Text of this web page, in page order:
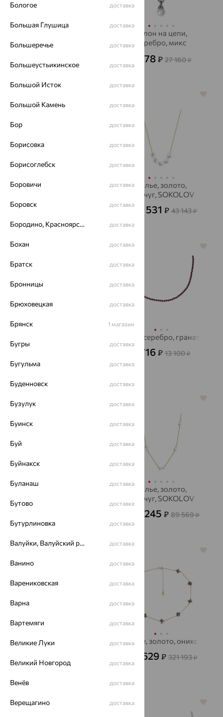
SOKOLOV
Кулон на цепи,
серебро, микс
камней
9 778 ₽ 27 160₽
Колье, золото,
22 148
Колье, золото,
жемчуг, SOKOLOV
15 531₽ 43 143₽
64%
26 404
64%
Бусы, серебро, гранат
4 716 ₽ 13 100₽
Колье, золото,
Колье, золото,
жемчуг, SOKOLOV
32 245₽ 89 569₽
Колье, серебро,
4 927₽ 13 685
Колье, золото, оникс
115 629 ₽ 321 193₽
64% 64%
Бологое доставка
Большая Глушица доставка
Большеречье доставка
Большеустьикинское доставка
Большой Исток доставка
Большой Камень доставка
Бор доставка
Борисовка доставка
Борисоглебск доставка
Боровичи доставка
Боровск доставка
Бородино, Красноярский край доставка
Бохан доставка
Братск доставка
Бронницы доставка
Брюховецкая доставка
Брянск 1 магазин
Бугры доставка
Бугульма доставка
Буденновск доставка
Бузулук доставка
Буинск доставка
Буй доставка
Буйнакск доставка
Буланаш доставка
Бутово доставка
Бутурлиновка доставка
Валуйки, Валуйский район доставка
Ванино доставка
Варениковская доставка
Варна доставка
Вартемяги доставка
Великие Луки доставка
Великий Новгород доставка
Венёв доставка
Верещагино доставка